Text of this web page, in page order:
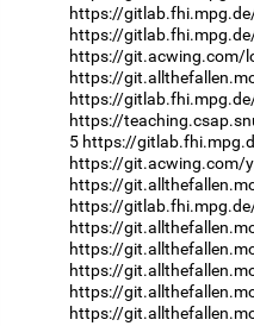
https://
https://
https://git.acwing.com/
https://
https://
https://
5 https://
https://git.acwing.com/
https://
https://
https://
https://
https://
https://
https://